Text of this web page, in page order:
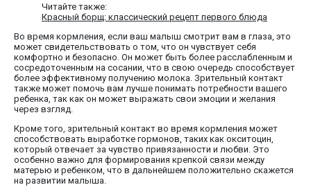
Читайте также:
Красный борщ: классический рецепт первого блюда
Во время кормления, если ваш малыш смотрит вам в глаза, это
может свидетельствовать о том, что он чувствует себя
комфортно и безопасно. Он может быть более расслабленным и
сосредоточенным на сосании, что в свою очередь способствует
более эффективному получению молока. Зрительный контакт
также может помочь вам лучше понимать потребности вашего
ребенка, так как он может выражать свои эмоции и желания
через взгляд.
Кроме того, зрительный контакт во время кормления может
способствовать выработке гормонов, таких как окситоцин,
который отвечает за чувство привязанности и любви. Это
особенно важно для формирования крепкой связи между
матерью и ребенком, что в дальнейшем положительно скажется
на развитии малыша.